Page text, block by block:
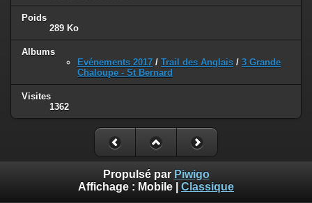
Poids
289 Ko
Albums
Evénements 2017 / Trail des Anglais / 3 Grande
Chaloupe - St Bernard
Visites
1362
Propulsé par Piwigo
Affichage : Mobile Classique